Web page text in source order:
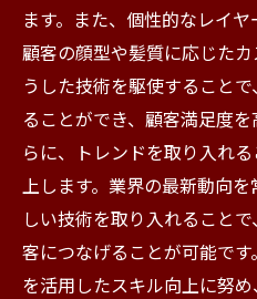
ます。また、個性的なレイ
顧客の顔型や髪質に応じた
うした技術を駆使すること
ることができ、顧客満足度
らに、トレンドを取り入れ
上します。業界の最新動向
しい技術を取り入れること
客につなげることが可能で
を活用したスキル向上に努